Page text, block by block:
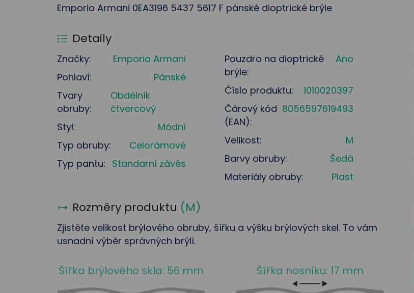
Emporio Armani 0EA3196 5437 5617 F pánské dioptrické brýle
Detaily
Značky:
Emporio Armani
Pohlaví:
Pánské
Tvary
obruby:
Obdélník
čtvercový
Styl:
Módní
Typ obruby:
Celorámové
Typ pantu: Standarní závěs
Pouzdro na dioptrické
brýle:
Ano
Číslo produktu:
1010020397
Čárový kód
(EAN):
8056597619493
Velikost:
M
Barvy obruby:
Šedá
Materiály obruby:
Plast
Rozměry produktu (M)
Zjistěte velikost brýlového obruby, šířku a výšku brýlových skel. To vám
usnadní výběr správných brýlí.
Šířka brýlového skla: 56 mm Šířka nosníku: 17 mm